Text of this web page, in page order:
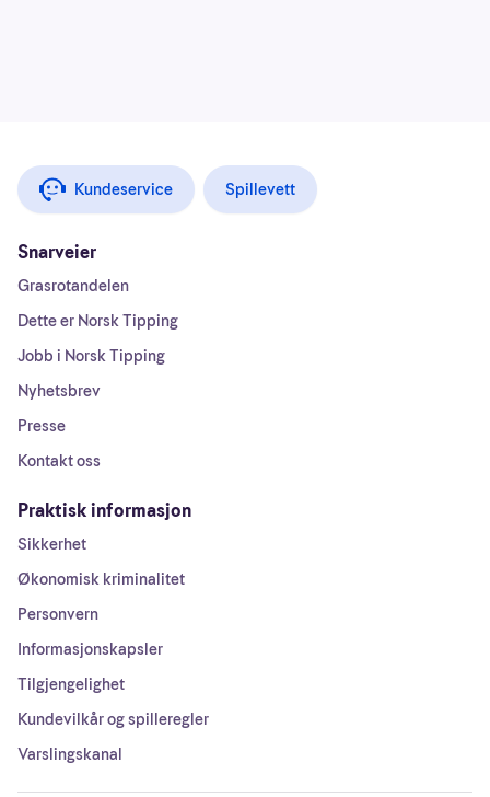
Kundeservice Spillevett
Snarveier
Grasrotandelen
Dette er Norsk Tipping
Jobb i Norsk Tipping
Nyhetsbrev
Presse
Kontakt oss
Praktisk informasjon
Sikkerhet
Økonomisk kriminalitet
Personvern
Informasjonskapsler
Tilgjengelighet
Kundevilkår og spilleregler
Varslingskanal